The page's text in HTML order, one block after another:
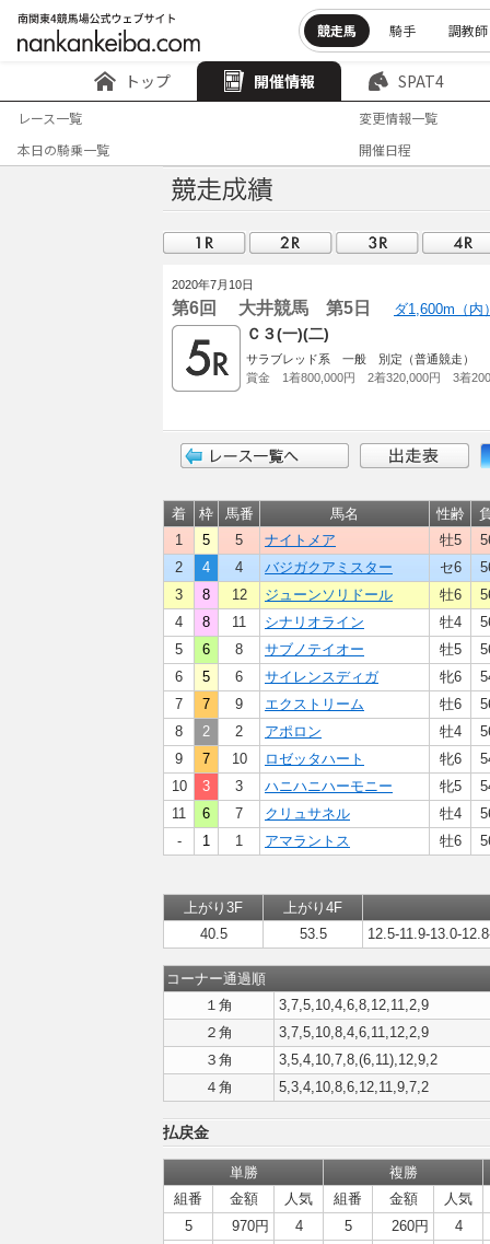
競走馬 騎手 調教師
トップ 開催情報 SPAT4
レース一覧
変更情報一覧
本日の騎乗一覧
開催日程
2020年7月10日
第6回 大井競馬 第5日 ダ1,600m（内
Ｃ３(一)(二)
サラブレッド系 一般 別定（普通競走）
賞金 1着800,000円 2着320,000円 3着
着 枠 馬番 馬名 性齢
1
5 5 ナイトメア 牡5
2
4 4 バジガクアミスター セ6
3
8 12 ジューンソリドール 牡6
4
8 11 シナリオライン 牡4
5
6 8 サブノテイオー 牡5
6
5 6 サイレンスディガ 牝6
7
7 9 エクストリーム 牡6
8
2 2 アポロン 牡4
9
7 10 ロゼッタハート 牝6
10
3 3 ハニハニハーモニー 牝5
11
6 7 クリュサネル 牡4
-
1 1 アマラントス 牡6
上がり3F
上がり4F
40.5
53.5 12.5-11.9-13.0-
コーナー通過順
１角
3,7,5,10,4,6,8,12,11,2,9
２角
3,7,5,10,8,4,6,11,12,2,9
３角
3,5,4,10,7,8,(6,11),12,9,2
４角
5,3,4,10,8,6,12,11,9,7,2
払戻金
単勝
複勝
組番
金額 人気 組番 金額
人気
5
970円 4 5 260円
4